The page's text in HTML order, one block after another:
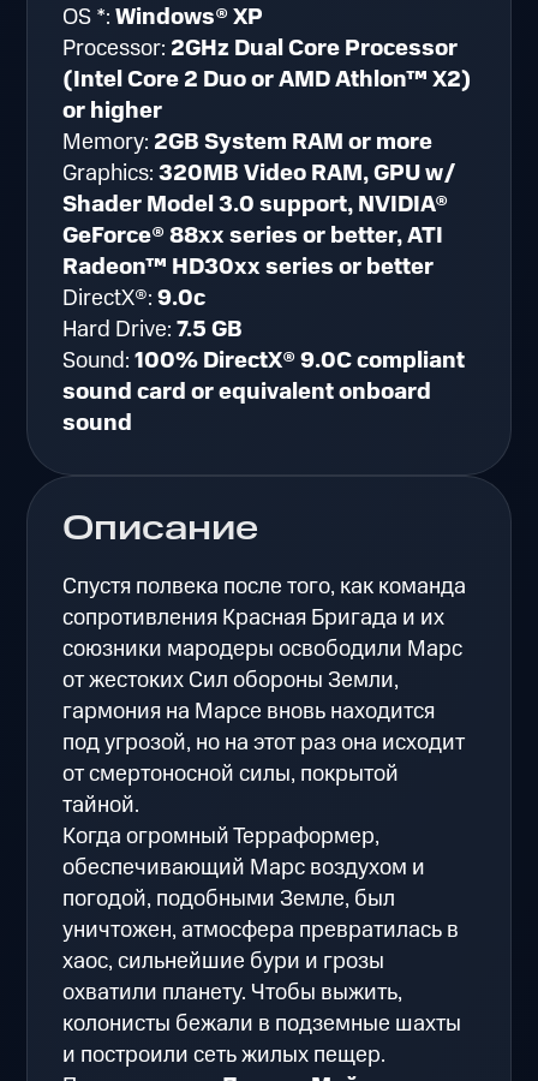
Описание
Спустя полвека после того, как команда
сопротивления Красная Бригада и их
союзники мародеры освободили Марс
от жестоких Сил обороны Земли,
гармония на Марсе вновь находится
под угрозой, но на этот раз она исходит
от смертоносной силы, покрытой
тайной.
Когда огромный Терраформер,
обеспечивающий Марс воздухом и
погодой, подобными Земле, был
уничтожен, атмосфера превратилась в
хаос, сильнейшие бури и грозы
охватили планету. Чтобы выжить,
колонисты бежали в подземные шахты
и построили сеть жилых пещер.
OS *:Windows® XP
Processor: 2GHz Dual Core Processor
(Intel Core 2 Duo or AMD Athlon™ X2)
or higher
Memory: 2GB System RAM or more
Graphics:320MB Video RAM, GPU w/
Shader Model 3.0 support, NVIDIA®
GeForce® 88xx series or better, ATI
Radeon™ HD30xx series or better
DirectX®:9.0c
Hard Drive:7.5 GB
Sound:100% DirectX® 9.0C compliant
sound card or equivalent onboard
sound